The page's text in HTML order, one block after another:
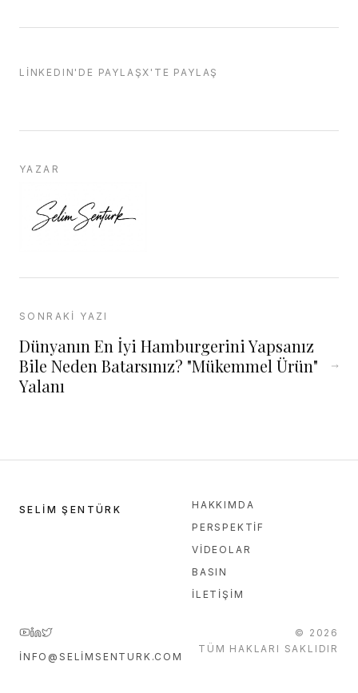
LINKEDIN'DE PAYLAŞX'TE PAYLAŞ
YAZAR
SONRAKI YAZI
Dünyanın En İyi Hamburgerini Yapsanız
Bile Neden Batarsınız? "Mükemmel Ürün"
Yalanı
SELIM ŞENTÜRK
HAKKIMDA
PERSPEKTIF
VIDEOLAR
BASIN
İLETIŞIM
INFO@SELIMSENTURK.COM
© 2026
TÜM HAKLARI SAKLIDIR